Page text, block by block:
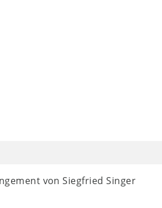
von Siegfried Singer